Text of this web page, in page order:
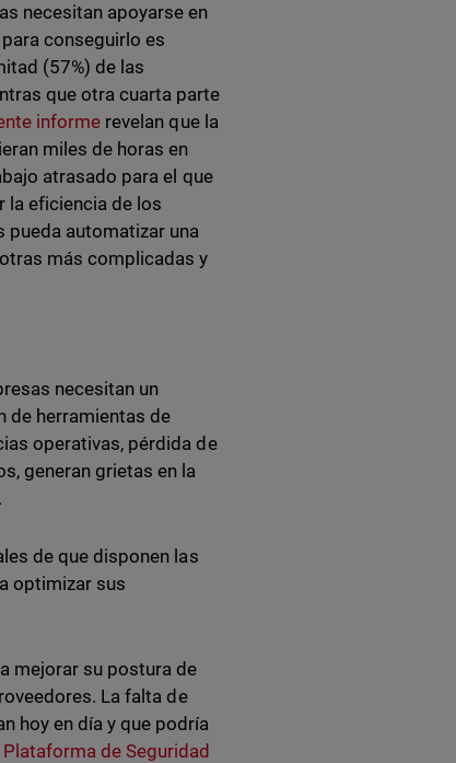
necesitan apoyarse en
conseguirlo es
(57%) de las
que otra cuarta parte
informe revelan que la
miles de horas en
atrasado para el que
la eficiencia de los
automatizar una
más complicadas y
necesitan un
de herramientas de
operativas, pérdida de
generan grietas en la
de que disponen las
optimizar sus
mejorar su postura de
La falta de
hoy en día y que podría
Plataforma de Seguridad